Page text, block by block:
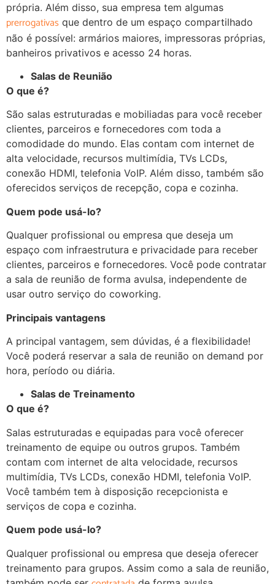
própria. Além disso, sua empresa tem algumas
prerrogativas que dentro de um espaço compartilhado
não é possível: armários maiores, impressoras próprias,
banheiros privativos e acesso 24 horas.
Salas de Reunião
O que é?
São salas estruturadas e mobiliadas para você receber
clientes, parceiros e fornecedores com toda a
comodidade do mundo. Elas contam com internet de
alta velocidade, recursos multimídia, TVs LCDs,
conexão HDMI, telefonia VoIP. Além disso, também são
oferecidos serviços de recepção, copa e cozinha.
Quem pode usá-lo?
Qualquer profissional ou empresa que deseja um
espaço com infraestrutura e privacidade para receber
clientes, parceiros e fornecedores. Você pode contratar
a sala de reunião de forma avulsa, independente de
usar outro serviço do coworking.
Principais vantagens
A principal vantagem, sem dúvidas, é a flexibilidade!
Você poderá reservar a sala de reunião on demand por
hora, período ou diária.
Salas de Treinamento
O que é?
Salas estruturadas e equipadas para você oferecer
treinamento de equipe ou outros grupos. Também
contam com internet de alta velocidade, recursos
multimídia, TVs LCDs, conexão HDMI, telefonia VoIP.
Você também tem à disposição recepcionista e
serviços de copa e cozinha.
Quem pode usá-lo?
Qualquer profissional ou empresa que deseja oferecer
treinamento para grupos. Assim como a sala de reunião,